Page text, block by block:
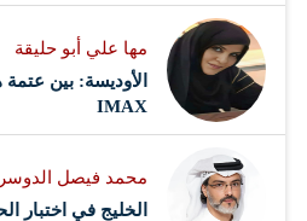
مها علي أبو حليقة
الأوديسة: بين
IMAX
محمد فيصل
‏الخليج في اختبار